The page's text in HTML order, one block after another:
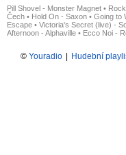
Pill Shovel - Monster Magnet •
Čech • Hold On - Saxon • Going to
Escape • Victoria's Secret (live) -
Afternoon - Alphaville • Ecco Noi -
© Youradio Hudební